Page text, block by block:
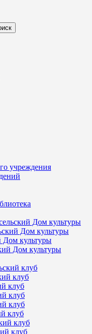
"Культура
учреждения
Дом культуры
Дом культуры
Дом культуры
Дом культуры
клуб
клуб
клуб
клуб
клуб
клуб
клуб
клуб